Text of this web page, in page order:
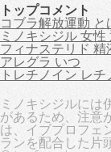
トップコメント
コブラ解放運動 と
ミノキシジル 女性
フィナステリド 精
アレグラ いつ
トレチノイン レ
ミノキシジルには
があるため、注意
は、イブプロフェ
ランを配合した片